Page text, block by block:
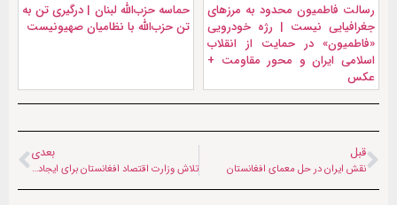
رسالت فاطمیون محدود به مرزهای
جغرافیایی نیست | رژه خودرویی
«فاطمیون» در حمایت از انقلاب
اسلامی ایران و محور مقاومت +
عکس
حماسه حزب‌الله لبنان | درگیری تن به
تن حزب‌الله با نظامیان صهیونیست
قبل
نقش ایران در حل معمای افغانستان
بعدی
تلاش وزارت اقتصاد افغانستان برای ایجاد اشتغال